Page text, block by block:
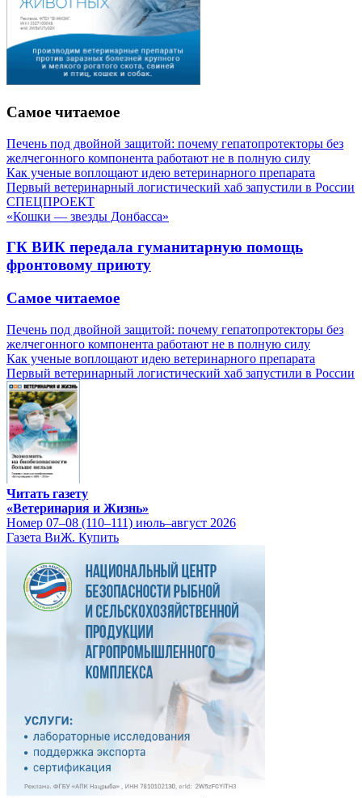
Самое читаемое
Печень под двойной защитой: почему гепатопротекторы без
желчегонного компонента работают не в полную силу
Как ученые воплощают идею ветеринарного препарата
Первый ветеринарный логистический хаб запустили в России
СПЕЦПРОЕКТ
«Кошки — звезды Донбасса»
ГК ВИК передала гуманитарную помощь
фронтовому приюту
Самое читаемое
Печень под двойной защитой: почему гепатопротекторы без
желчегонного компонента работают не в полную силу
Как ученые воплощают идею ветеринарного препарата
Первый ветеринарный логистический хаб запустили в России
Читать газету
«Ветеринария и Жизнь»
Номер 07–08 (110–111) июль–август 2026
Газета ВиЖ. Купить